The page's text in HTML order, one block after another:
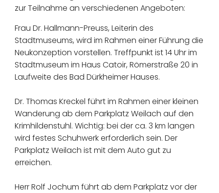
zur Teilnahme an verschiedenen Angeboten:
Frau Dr. Hallmann-Preuss, Leiterin des
Stadtmuseums, wird im Rahmen einer Führung die
Neukonzeption vorstellen. Treffpunkt ist 14 Uhr im
Stadtmuseum im Haus Catoir, Römerstraße 20 in
Laufweite des Bad Dürkheimer Hauses.
Dr. Thomas Kreckel führt im Rahmen einer kleinen
Wanderung ab dem Parkplatz Weilach auf den
Krimhildenstuhl. Wichtig: bei der ca. 3 km langen
wird festes Schuhwerk erforderlich sein. Der
Parkplatz Weilach ist mit dem Auto gut zu
erreichen.
Herr Rolf Jochum führt ab dem Parkplatz vor der